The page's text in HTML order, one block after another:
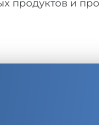
продуктов и